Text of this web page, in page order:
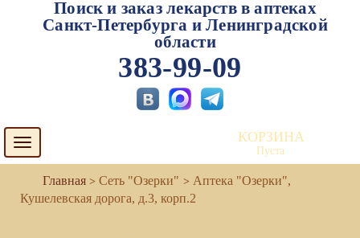
Поиск и заказ лекарств в аптеках
Санкт-Петербурга и Ленинградской
области
383-99-09
Toggle
navigation
КОРЗИНА
Пуста
Сеть "Озерки"
Аптека "Озерки",
Кушелевская дорога, д.3, корп.2